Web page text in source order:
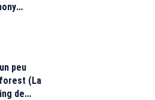
Le
peu
(La
de